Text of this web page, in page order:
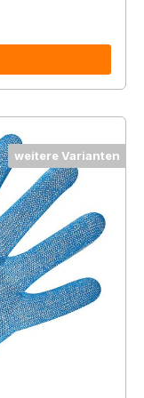
weitere Varianten